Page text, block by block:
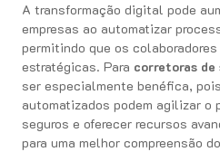
A transformação digital pode
empresas ao automatizar
permitindo que os
estratégicas. Para corretoras de
ser especialmente benéfica,
automatizados podem agilizar o
seguros e oferecer recursos
para uma melhor compreensão